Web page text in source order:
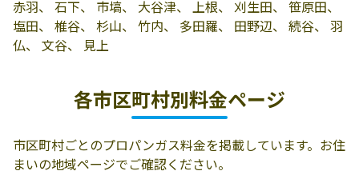
高徳商店
芳賀郡市貝町続
谷193
0285-68-1931
株式会社東芳リ
465-1
赤羽、 石下、 市塙、 大谷津、 上根、 刈生田、 笹原田、
塩田、 椎谷、 杉山、 竹内、 多田羅、 田野辺、 続谷、 羽
仏、 文谷、 見上
各市区町村別料金ページ
市区町村ごとのプロパンガス料金を掲載しています。お住
まいの地域ページでご確認ください。